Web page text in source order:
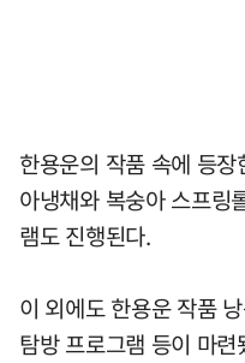
한용운의 작품 속에 등
아냉채와 복숭아 스프링
램도 진행된다.
이 외에도 한용운 작품
탐방 프로그램 등이 마련